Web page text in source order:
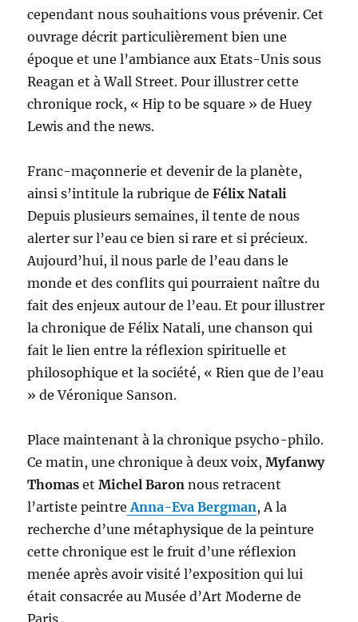
cependant nous souhaitions vous prévenir. Cet
ouvrage décrit particulièrement bien une
époque et une l’ambiance aux Etats-Unis sous
Reagan et à Wall Street. Pour illustrer cette
chronique rock, « Hip to be square » de Huey
Lewis and the news.
Franc-maçonnerie et devenir de la planète,
ainsi s’intitule la rubrique deFélix Natali
Depuis plusieurs semaines, il tente de nous
alerter sur l’eau ce bien si rare et si précieux.
Aujourd’hui, il nous parle de l’eau dans le
monde et des conflits qui pourraient naître du
fait des enjeux autour de l’eau. Et pour illustrer
la chronique de Félix Natali, une chanson qui
fait le lien entre la réflexion spirituelle et
philosophique et la société, « Rien que de l’eau
» de Véronique Sanson.
Place maintenant à la chronique psycho-philo.
Ce matin, une chronique à deux voix,Myfanwy
Thomas etMichel Baron nous retracent
l’artiste peintre Anna-Eva Bergman, A la
recherche d’une métaphysique de la peinture
cette chronique est le fruit d’une réflexion
menée après avoir visité l’exposition qui lui
était consacrée au Musée d’Art Moderne de